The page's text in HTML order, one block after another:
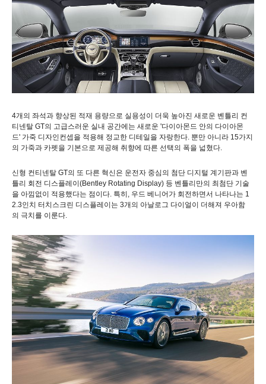
4개의 좌석과 향상된 적재 용량으로 실용성이 더욱 높아진 새로운 벤틀리 컨
티넨탈 GT의 고급스러운 실내 공간에는 새로운 '다이아몬드 안의 다이아몬
드' 가죽 디자인컨셉을 적용해 정교한 디테일을 자랑한다. 뿐만 아니라 15가지
의 가죽과 카펫을 기본으로 제공해 취향에 따른 선택의 폭을 넓혔다.
신형 컨티넨탈 GT의 또 다른 혁신은 운전자 중심의 첨단 디지털 계기판과 벤
틀리 회전 디스플레이 (Bentley Rotating Display) 등 벤틀리만의 최첨단 기술
을 아낌없이 적용했다는 점이다. 특히 , 우드 베니어가 회전하면서 나타나는 1
2.3인치 터치스크린 디스플레이는 3개의 아날로그 다이얼이 더해져 우아함
의 극치를 이룬다.